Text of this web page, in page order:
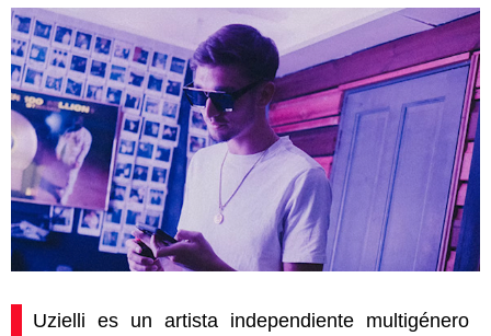
Uzielli es un artista independiente multigénero